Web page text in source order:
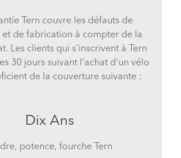
Tern couvre les défauts de
et de fabrication à compter de la
Les clients qui s'inscrivent à Tern
30 jours suivant l'achat d'un vélo
de la couverture suivante :
Dix Ans
potence, fourche Tern